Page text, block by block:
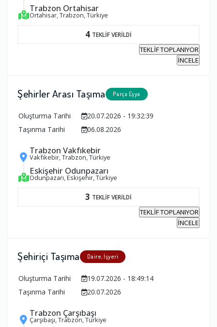
Trabzon Ortahisar
Ortahisar, Trabzon, Türkiye
4 TEKLİF VERİLDİ
TEKLİF TOPLANIYOR
İNCELE
Şehirler Arası Taşıma Parça Eşya
Oluşturma Tarihi
20.07.2026 - 19:32:39
Taşınma Tarihi
06.08.2026
Trabzon Vakfıkebir
Vakfıkebir, Trabzon, Türkiye
Eskişehir Odunpazarı
Odunpazarı, Eskişehir, Türkiye
3 TEKLİF VERİLDİ
TEKLİF TOPLANIYOR
İNCELE
Şehiriçi Taşıma Daire, İşyeri
Oluşturma Tarihi
19.07.2026 - 18:49:14
Taşınma Tarihi
20.07.2026
Trabzon Çarşıbaşı
Çarşıbaşı, Trabzon, Türkiye